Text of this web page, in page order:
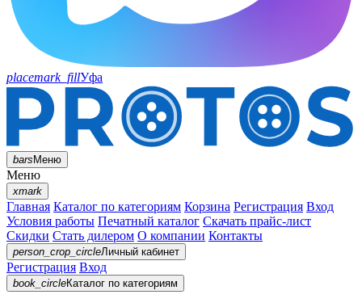
placemark_fillУфа
barsМеню
Меню
xmark
Главная Каталог по категориям Корзина Регистрация Вход
Условия работы Печатный каталог Скачать прайс-лист
Скидки Стать дилером О компании Контакты
person_crop_circleЛичный кабинет
Регистрация Вход
book_circleКаталог по категориям